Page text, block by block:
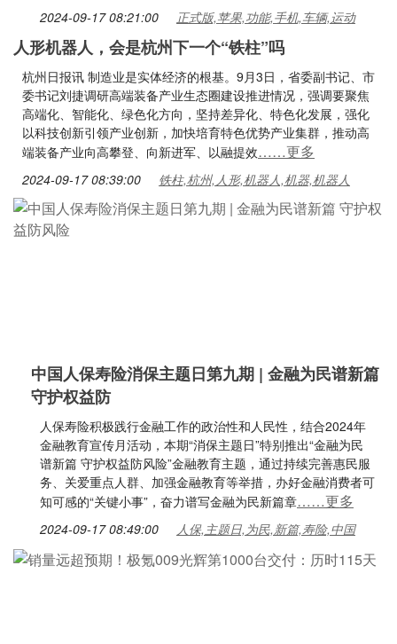
2024-09-17 08:21:00 正式版,苹果,功能,手机,车辆,运动
人形机器人，会是杭州下一个“铁柱”吗
杭州日报讯 制造业是实体经济的根基。9月3日，省委副书记、市
委书记刘捷调研高端装备产业生态圈建设推进情况，强调要聚焦
高端化、智能化、绿色化方向，坚持差异化、特色化发展，强化
以科技创新引领产业创新，加快培育特色优势产业集群，推动高
端装备产业向高攀登、向新进军、以融提效……更多
2024-09-17 08:39:00 铁柱,杭州,人形,机器人,机器,机器人
中国人保寿险消保主题日第九期 | 金融为民谱新篇
守护权益防
人保寿险积极践行金融工作的政治性和人民性，结合2024年
金融教育宣传月活动，本期“消保主题日”特别推出“金融为民
谱新篇 守护权益防风险”金融教育主题，通过持续完善惠民服
务、关爱重点人群、加强金融教育等举措，办好金融消费者可
知可感的“关键小事”，奋力谱写金融为民新篇章……更多
2024-09-17 08:49:00 人保,主题日,为民,新篇,寿险,中国